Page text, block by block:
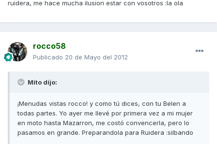
ruidera, me hace mucha ilusion estar con vosotros :la ola
rocco58
Publicado 20 de Mayo del 2012
Mito dijo:
¡Menudas vistas rocco! y como tú dices, con tu Belen a
todas partes. Yo ayer me llevé por primera vez a mi mujer
en moto hasta Mazarron, me costó convencerla, pero lo
pasamos en grande. Preparandola para Ruidera :silbando